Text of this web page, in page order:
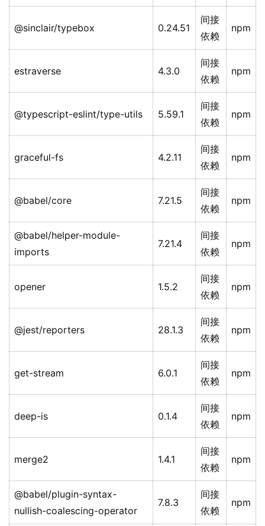
@sinclair/typebox 0.24.51
间接
依赖
npm
estraverse 4.3.0
间接
依赖
npm
@typescript-eslint/type-utils 5.59.1
间接
依赖
npm
graceful-fs 4.2.11
间接
依赖
npm
@babel/core 7.21.5
间接
依赖
npm
@babel/helper-module-
imports
7.21.4
间接
依赖
npm
opener 1.5.2
间接
依赖
npm
@jest/reporters 28.1.3
间接
依赖
npm
get-stream 6.0.1
间接
依赖
npm
deep-is 0.1.4
间接
依赖
npm
merge2 1.4.1
间接
依赖
npm
@babel/plugin-syntax-
nullish-coalescing-operator
7.8.3
间接
依赖
npm